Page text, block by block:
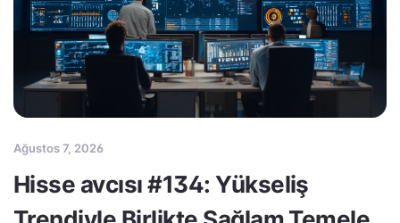
Ağustos 7, 2026
Hisse avcısı #134: Yükseliş